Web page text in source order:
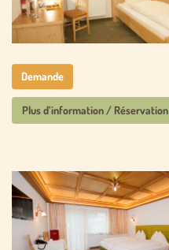
Demande
Plus d’information / Réservation